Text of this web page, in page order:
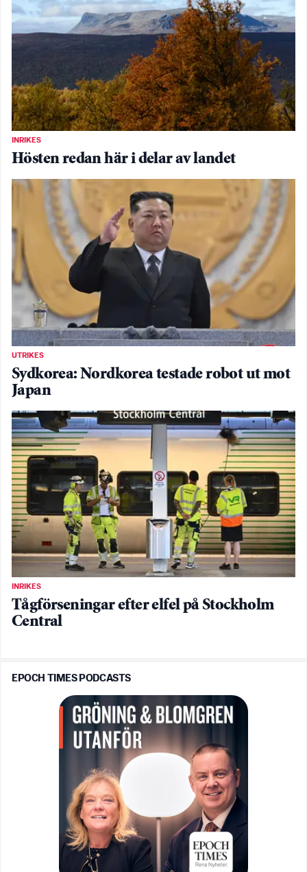
INRIKES
Hösten redan här i delar av landet
UTRIKES
Sydkorea: Nordkorea testade robot ut mot
Japan
INRIKES
Tågförseningar efter elfel på Stockholm
Central
EPOCH TIMES PODCASTS